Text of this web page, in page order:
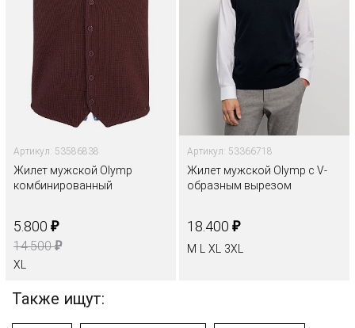
Артикул: 53586838
Жилет мужской Olymp
комбинированный
5.800 ₽
14.500₽
XL
Артикул: 53366718
Жилет мужской Olymp с V-
образным вырезом
18.400 ₽
M L XL 3XL
Также ищут: